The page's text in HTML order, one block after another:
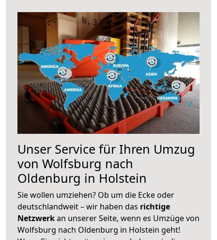
Unser Service für Ihren Umzug
von Wolfsburg nach
Oldenburg in Holstein
Sie wollen umziehen? Ob um die Ecke oder
deutschlandweit – wir haben das richtige
Netzwerkan unserer Seite, wenn es Umzüge von
Wolfsburg nach Oldenburg in Holstein geht!